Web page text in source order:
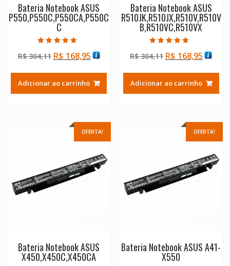
Bateria Notebook ASUS
P550,P550C,P550CA,P550C
C
5.00
de 5
R$304,11 O
original
era:
R$ 168,95O
atual
é:
Adicionar ao carrinho
Bateria Notebook ASUS
R510JK,R510JX,R510V,R510V
B,R510VC,R510VX
5.00
de 5
R$304,11 O
original
era:
R$ 168,95O
atual
é:
Adicionar ao carrinho
OFERTA!
Bateria Notebook ASUS
X450,X450C,X450CA
OFERTA!
Bateria Notebook ASUS A41-
X550